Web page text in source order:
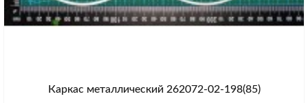
Каркас металлический 262072-02-198(85)